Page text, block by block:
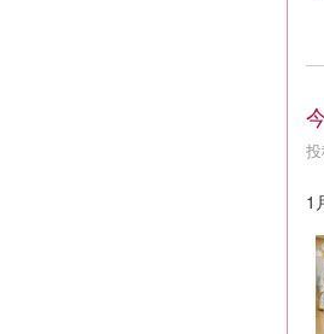
1